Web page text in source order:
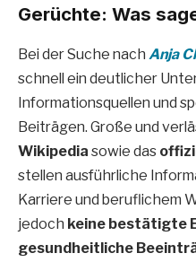
Gerüchte: Was
Bei der Suche nach Anja
schnell ein deutlicher
Informationsquellen und
Beiträgen. Große und
Wikipedia sowie das
stellen ausführliche
Karriere und beruflichem
jedoch keine bestätigte
gesundheitliche